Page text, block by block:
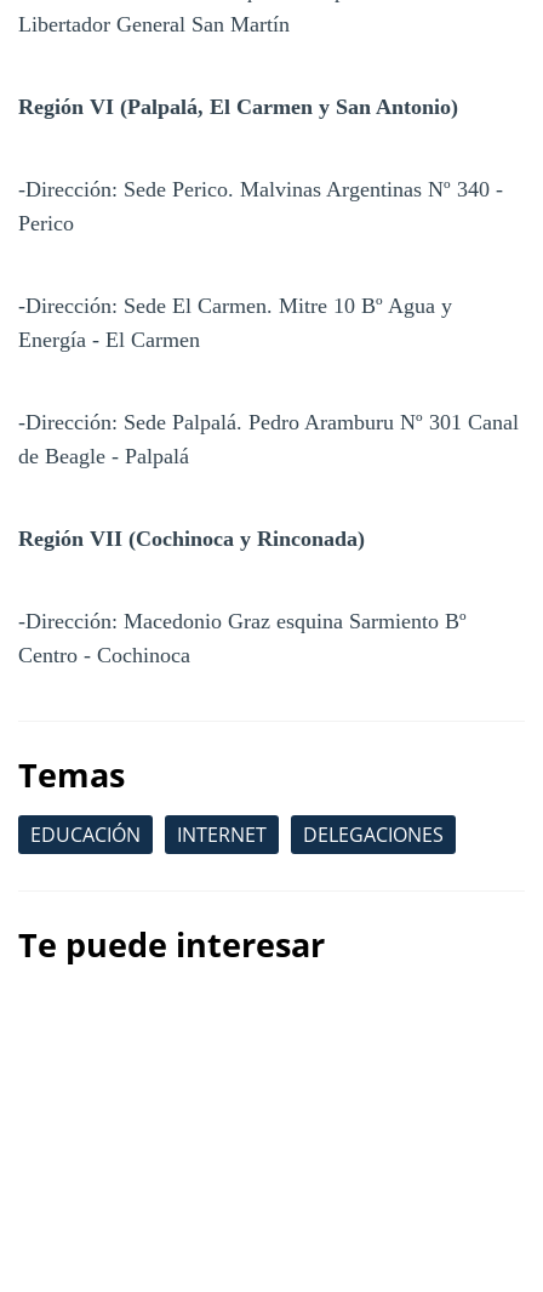
Libertador General San Martín
Región VI (Palpalá, El Carmen y San Antonio)
-Dirección: Sede Perico. Malvinas Argentinas Nº 340 -
Perico
-Dirección: Sede El Carmen. Mitre 10 Bº Agua y
Energía - El Carmen
-Dirección: Sede Palpalá. Pedro Aramburu Nº 301 Canal
de Beagle - Palpalá
Región VII (Cochinoca y Rinconada)
-Dirección: Macedonio Graz esquina Sarmiento Bº
Centro - Cochinoca
Temas
EDUCACIÓN INTERNET DELEGACIONES
Te puede interesar